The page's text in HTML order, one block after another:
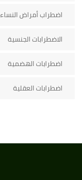
اضطراب أمراض النساء
الاضطرابات الجنسية
اضطرابات الهضمية
اضطرابات العقلية